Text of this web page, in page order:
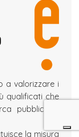
a valorizzare i
qualificati che
pubblica e
la misura